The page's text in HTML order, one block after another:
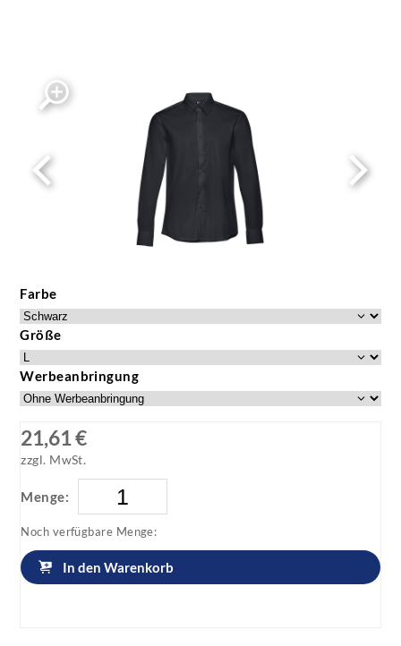
Farbe
Größe
Werbeanbringung
21,61 €
zzgl. MwSt.
Menge:
Noch verfügbare Menge:
In den Warenkorb